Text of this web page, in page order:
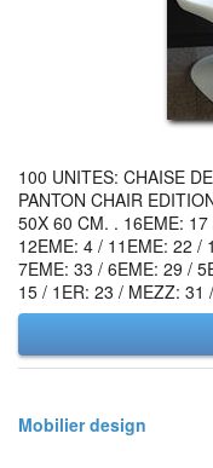
100 UNITES: CHAISE
PANTON CHAIR
50X 60 CM. . 16EME:
12EME: 4 / 11EME: 22 /
7EME: 33 / 6EME: 29 /
15 / 1ER: 23 / MEZZ: 31
Mobilier design